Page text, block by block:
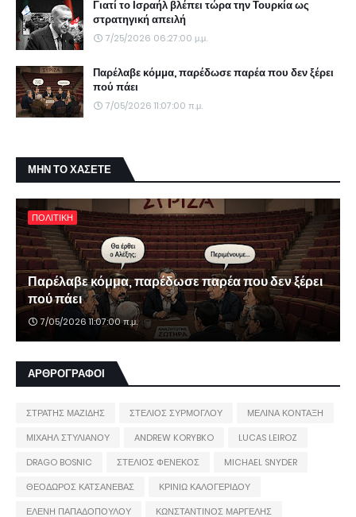
Γιατί το Ισραήλ βλέπει τώρα την Τουρκία ως
στρατηγική απειλή
7/25/2026 06:27:00 μ.μ.
Παρέλαβε κόμμα, παρέδωσε παρέα που δεν ξέρει
πού πάει
7/05/2026 11:07:00 π.μ.
ΜΗΝ ΤΟ ΧΑΣΕΤΕ
ΠΟΛΙΤΙΚΗ
Παρέλαβε κόμμα, παρέδωσε παρέα που δεν ξέρει
πού πάει
7/05/2026 11:07:00 π.μ.
ΑΡΘΡΟΓΡΑΦΟΙ
ΣΤΡΑΤΗΣ ΜΑΖΙΔΗΣ ΣΤΕΛΙΟΣ ΣΥΡΜΟΓΛΟΥ
ΜΕΛΙΝΑ ΚΟΝΤΑΞΗ
ΜΙΧΑΗΛ ΣΤΥΛΙΑΝΟΥ
ANDREW KORYBKO
LUCAS LEIROZ
DRAGO BOSNIC
ΣΤΕΛΙΟΣ ΦΕΝΕΚΟΣ
MICHAEL SNYDER
ΘΕΟΔΩΡΟΣ ΚΑΤΣΑΝΕΒΑΣ
ΚΡΙΝΙΩ ΚΑΛΟΓΕΡΙΔΟΥ
ΕΛΕΝΗ ΠΑΠΑΔΟΠΟΥΛΟΥ
ΚΩΝΣΤΑΝΤΙΝΟΣ ΜΑΡΓΕΛΗΣ